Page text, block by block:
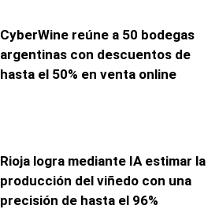
CyberWine reúne a 50 bodegas
argentinas con descuentos de
hasta el 50% en venta online
Rioja logra mediante IA estimar la
producción del viñedo con una
precisión de hasta el 96%